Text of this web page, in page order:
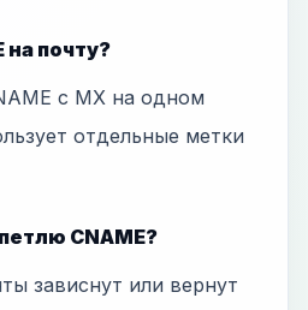
на почту?
с MX на одном
отдельные метки
CNAME?
зависнут или вернут